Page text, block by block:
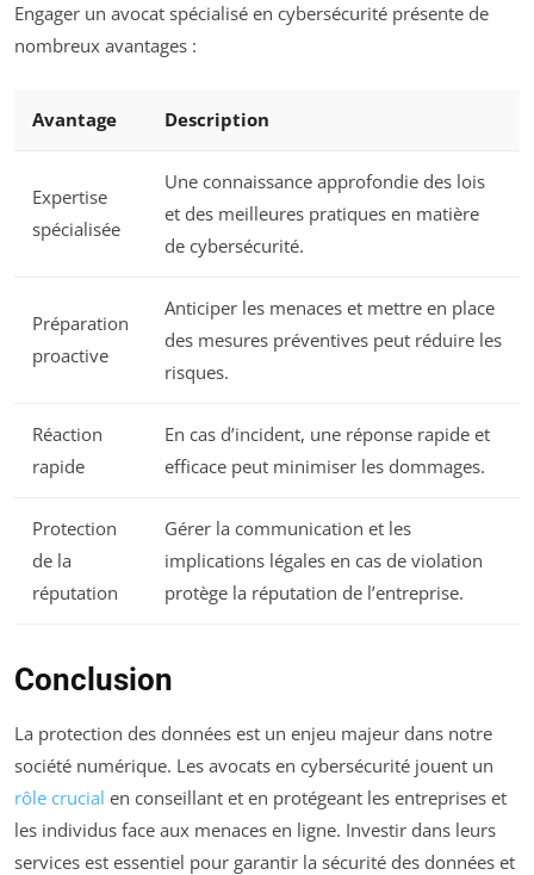
Engager un avocat spécialisé en cybersécurité présente de
nombreux avantages :
Avantage Description
Expertise
spécialisée
Une connaissance approfondie des lois
et des meilleures pratiques en matière
de cybersécurité.
Préparation
proactive
Anticiper les menaces et mettre en place
des mesures préventives peut réduire les
risques.
Réaction
rapide
En cas d’incident, une réponse rapide et
efficace peut minimiser les dommages.
Protection
de la
réputation
Gérer la communication et les
implications légales en cas de violation
protège la réputation de l’entreprise.
Conclusion
La protection des données est un enjeu majeur dans notre
société numérique. Les avocats en cybersécurité jouent un
rôle crucial en conseillant et en protégeant les entreprises et
les individus face aux menaces en ligne. Investir dans leurs
services est essentiel pour garantir la sécurité des données et